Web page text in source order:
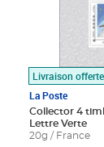
Livraison offerte
La Poste
Collector 4
Lettre Verte
20g / France